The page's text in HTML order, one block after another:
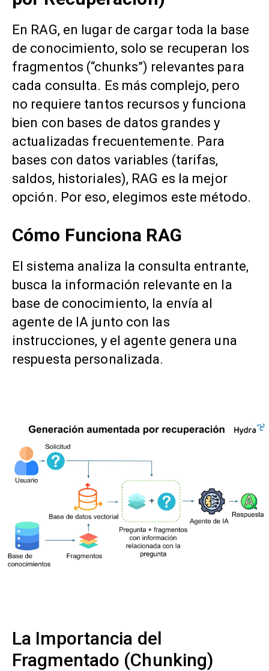
En RAG, en lugar de cargar toda la base
de conocimiento, solo se recuperan los
fragmentos (“chunks”) relevantes para
cada consulta. Es más complejo, pero
no requiere tantos recursos y funciona
bien con bases de datos grandes y
actualizadas frecuentemente. Para
bases con datos variables (tarifas,
saldos, historiales), RAG es la mejor
opción. Por eso, elegimos este método.
Cómo Funciona RAG
El sistema analiza la consulta entrante,
busca la información relevante en la
base de conocimiento, la envía al
agente de IA junto con las
instrucciones, y el agente genera una
respuesta personalizada.
La Importancia del
Fragmentado (Chunking)